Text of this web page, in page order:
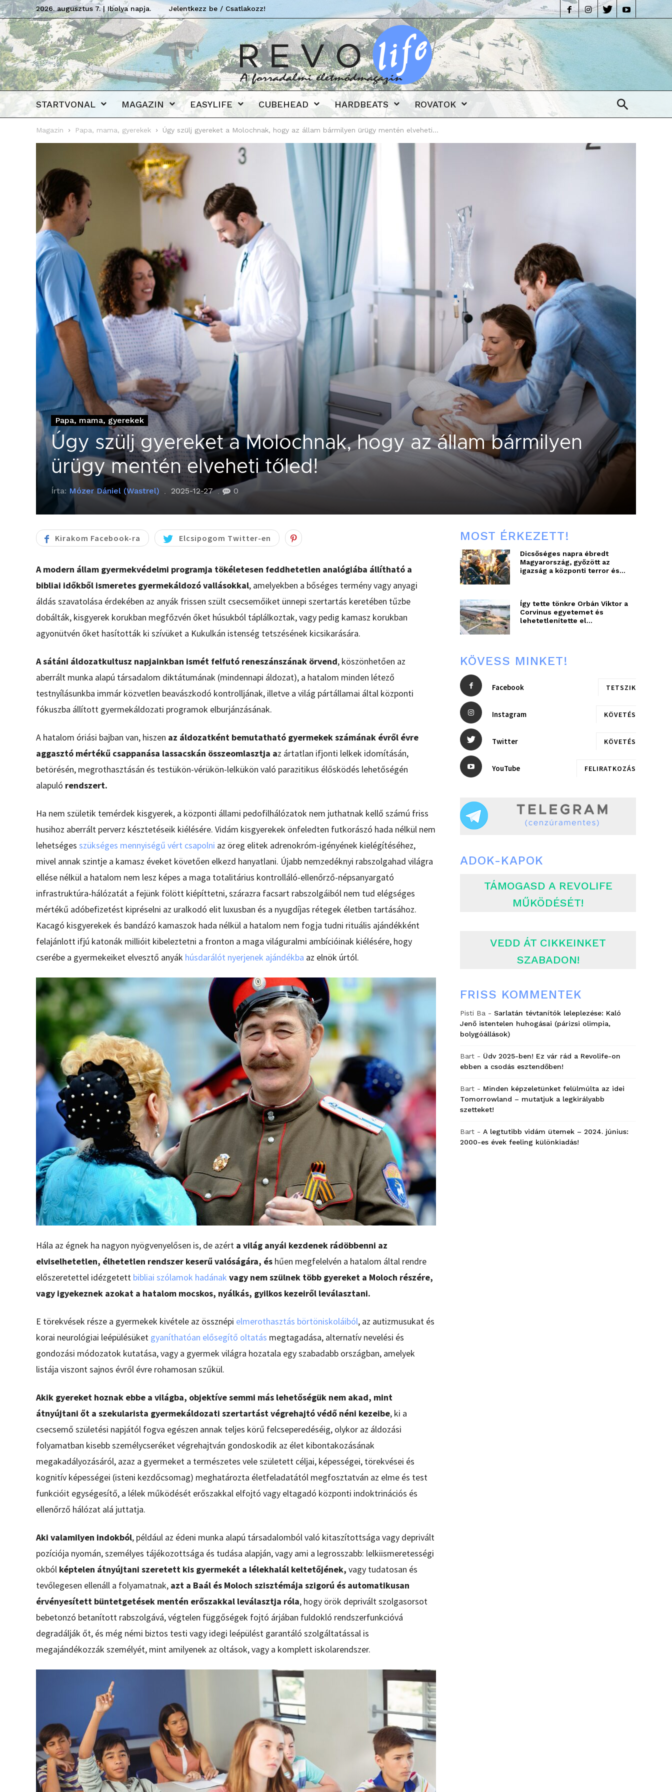
2026. augusztus 7. | Ibolya napja. Jelentkezz be / Csatlakozz!
Revolife
STARTVONAL MAGAZIN EASYLIFE CUBEHEAD HARDBEATS ROVATOK
Magazin Papa, mama, gyerekek Úgy szülj gyereket a Molochnak, hogy az állam bármilyen ürügy mentén elveheti...
Papa, mama, gyerekek
Úgy szülj gyereket a Molochnak, hogy az állam bármilyen
ürügy mentén elveheti tőled!
Írta: Mózer Dániel (Wastrel) 2025-12-27 0
Kirakom Facebook-ra Elcsipogom Twitter-en
A modern állam gyermekvédelmi programja tökéletesen feddhetetlen analógiába állítható a
bibliai időkből ismeretes gyermekáldozó vallásokkal, amelyekben a bőséges termény vagy anyagi
áldás szavatolása érdekében az anyák frissen szült csecsemőiket ünnepi szertartás keretében tűzbe
dobálták, kisgyerek korukban megfőzvén őket húsukból táplálkoztak, vagy pedig kamasz korukban
agyonütvén őket hasították ki szívüket a Kukulkán istenség tetszésének kicsikarására.
A sátáni áldozatkultusz napjainkban ismét felfutó reneszánszának örvend, köszönhetően az
aberrált munka alapú társadalom diktátumának (mindennapi áldozat), a hatalom minden létező
testnyílásunkba immár közvetlen beavászkodó kontrolljának, illetve a világ pártállamai által központi
fókuszba állított gyermekáldozati programok elburjánzásának.
A hatalom óriási bajban van, hiszen az áldozatként bemutatható gyermekek számának évről évre
aggasztó mértékű csappanása lassacskán összeomlasztja az ártatlan ifjonti lelkek idomításán,
betörésén, megrothasztásán és testükön-vérükön-lelkükön való parazitikus élősködés lehetőségén
alapuló rendszert.
Ha nem születik temérdek kisgyerek, a központi állami pedofilhálózatok nem juthatnak kellő számú friss
husihoz aberrált perverz késztetéseik kiélésére. Vidám kisgyerekek önfeledten futkorászó hada nélkül nem
lehetséges szükséges mennyiségű vért csapolni az öreg elitek adrenokróm-igényének kielégítéséhez,
mivel annak szintje a kamasz éveket követően elkezd hanyatlani. Újabb nemzedéknyi rabszolgahad világra
ellése nélkül a hatalom nem lesz képes a maga totalitárius kontrolláló-ellenőrző-népsanyargató
infrastruktúra-hálózatát a fejünk fölött kiépíttetni, szárazra facsart rabszolgáiból nem tud elégséges
mértékű adóbefizetést kipréselni az uralkodó elit luxusban és a nyugdíjas rétegek életben tartásához.
Kacagó kisgyerekek és bandázó kamaszok hada nélkül a hatalom nem fogja tudni rituális ajándékként
felajánlott ifjú katonák millióit kibeleztetni a fronton a maga világuralmi ambícióinak kiélésére, hogy
cserébe a gyermekeiket elvesztő anyák húsdarálót nyerjenek ajándékba az elnök úrtól.
Hála az égnek ha nagyon nyögvenyelősen is, de azért a világ anyái kezdenek rádöbbenni az
elviselhetetlen, élhetetlen rendszer keserű valóságára, és hűen megfelelvén a hatalom által rendre
előszeretettel idézgetett bibliai szólamok hadának vagy nem szülnek több gyereket a Moloch részére,
vagy igyekeznek azokat a hatalom mocskos, nyálkás, gyilkos kezeiről leválasztani.
E törekvések része a gyermekek kivétele az össznépi elmerothasztás börtöniskoláiból, az autizmusukat és
korai neurológiai leépülésüket gyaníthatóan elősegítő oltatás megtagadása, alternatív nevelési és
gondozási módozatok kutatása, vagy a gyermek világra hozatala egy szabadabb országban, amelyek
listája viszont sajnos évről évre rohamosan szűkül.
Akik gyereket hoznak ebbe a világba, objektíve semmi más lehetőségük nem akad, mint
átnyújtani őt a szekularista gyermekáldozati szertartást végrehajtó védő néni kezeibe, ki a
csecsemő születési napjától fogva egészen annak teljes körű felcseperedéséig, olykor az áldozási
folyamatban kisebb személycseréket végrehajtván gondoskodik az élet kibontakozásának
megakadályozásáról, azaz a gyermeket a természetes vele született céljai, képességei, törekvései és
kognitív képességei (isteni kezdőcsomag) meghatározta életfeladatától megfosztatván az elme és test
funkcióit egységesítő, a lélek működését erőszakkal elfojtó vagy eltagadó központi indoktrinációs és
ellenőrző hálózat alá juttatja.
Aki valamilyen indokból, például az édeni munka alapú társadalomból való kitaszítottsága vagy deprivált
pozíciója nyomán, személyes tájékozottsága és tudása alapján, vagy ami a legrosszabb: lelkiismeretességi
okból képtelen átnyújtani szeretett kis gyermekét a lélekhalál keltetőjének, vagy tudatosan és
tevőlegesen ellenáll a folyamatnak, azt a Baál és Moloch szisztémája szigorú és automatikusan
érvényesített büntetgetések mentén erőszakkal leválasztja róla, hogy örök deprivált szolgasorsot
bebetonzó betanított rabszolgává, végtelen függőségek fojtó árjában fuldokló rendszerfunkcióvá
degradálják őt, és még némi biztos testi vagy idegi leépülést garantáló szolgáltatással is
megajándékozzák személyét, mint amilyenek az oltások, vagy a komplett iskolarendszer.
MOST ÉRKEZETT!
Dicsőséges napra ébredt
Magyarország, győzött az
igazság a központi terror és...
Így tette tönkre Orbán Viktor a
Corvinus egyetemet és
lehetetlenítette el...
KÖVESS MINKET!
Facebook TETSZIK
Instagram KÖVETÉS
Twitter KÖVETÉS
YouTube FELIRATKOZÁS
ADOK-KAPOK
TÁMOGASD A REVOLIFE
MŰKÖDÉSÉT!
VEDD ÁT CIKKEINKET
SZABADON!
FRISS KOMMENTEK
Pisti Ba - Sarlatán tévtanítók leleplezése: Kaló
Jenő istentelen huhogásai (párizsi olimpia,
bolygóállások)
Bart - Üdv 2025-ben! Ez vár rád a Revolife-on
ebben a csodás esztendőben!
Bart - Minden képzeletünket felülmúlta az idei
Tomorrowland – mutatjuk a legkirályabb
szetteket!
Bart - A legtutibb vidám ütemek – 2024. június:
2000-es évek feeling különkiadás!